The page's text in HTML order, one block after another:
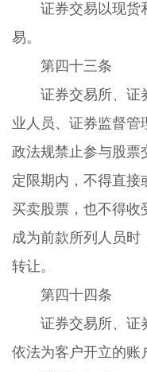
证券交易以现货
易。
第四十三条
证券交易所、证
业人员、证券监督管
政法规禁止参与股票
定限期内，不得直接
买卖股票，也不得收
成为前款所列人员时
转让。
第四十四条
证券交易所、证
依法为客户开立的账